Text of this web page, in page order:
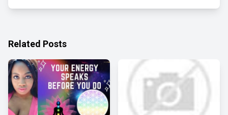
Related Posts